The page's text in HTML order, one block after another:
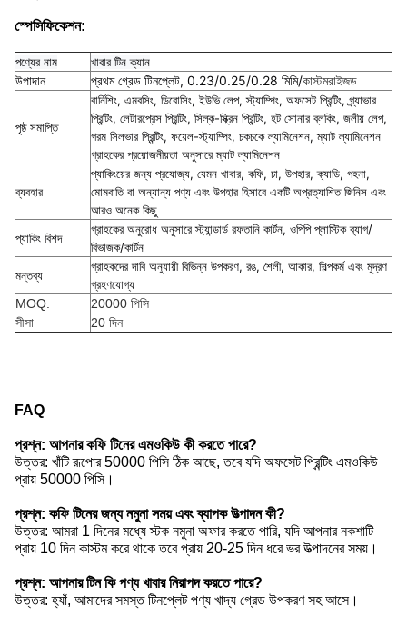
স্পেসিফিকেশন:
পণ্যের নাম খাবার টিন ক্যান
উপাদান প্রথম গ্রেড টিনপ্লেট, 0.23/0.25/0.28 মিমি/কাস্টমরাইজড
পৃষ্ঠ সমাপ্তি
বার্নিশিং, এমবসিং, ডিবোসিং, ইউভি লেপ, স্ট্যাম্পিং, অফসেট প্রিন্টিং, গ্র্যাভার
প্রিন্টিং, লেটারপ্রেস প্রিন্টিং, সিল্ক-স্ক্রিন প্রিন্টিং, হট সোনার ব্লকিং, জলীয় লেপ,
গরম সিলভার প্রিন্টিং, ফয়েল-স্ট্যাম্পিং, চকচকে ল্যামিনেশন, ম্যাট ল্যামিনেশন
গ্রাহকের প্রয়োজনীয়তা অনুসারে ম্যাট ল্যামিনেশন
ব্যবহার
প্যাকিংয়ের জন্য প্রযোজ্য, যেমন খাবার, কফি, চা, উপহার, ক্যাডি, গহনা,
মোমবাতি বা অন্যান্য পণ্য এবং উপহার হিসাবে একটি অপ্রত্যাশিত জিনিস এবং
আরও অনেক কিছু
প্যাকিং বিশদ
গ্রাহকের অনুরোধ অনুসারে স্ট্যান্ডার্ড রফতানি কার্টন, ওপিপি প্লাস্টিক ব্যাগ/
বিভাজক/কার্টন
মন্তব্য
গ্রাহকদের দাবি অনুযায়ী বিভিন্ন উপকরণ, রঙ, শৈলী, আকার, শিল্পকর্ম এবং মুদ্রণ
গ্রহণযোগ্য
MOQ.
20000 পিসি
সীসা
20 দিন
FAQ
প্রশ্ন: আপনার কফি টিনের এমওকিউ কী করতে পারে?
উত্তর: খাঁটি রূপোর 50000 পিসি ঠিক আছে, তবে যদি অফসেট প্রিন্টিং এমওকিউ
প্রায় 50000 পিসি।
প্রশ্ন: কফি টিনের জন্য নমুনা সময় এবং ব্যাপক উত্পাদন কী?
উত্তর: আমরা 1 দিনের মধ্যে স্টক নমুনা অফার করতে পারি, যদি আপনার নকশাটি
প্রায় 10 দিন কাস্টম করে থাকে তবে প্রায় 20-25 দিন ধরে ভর উত্পাদনের সময়।
প্রশ্ন: আপনার টিন কি পণ্য খাবার নিরাপদ করতে পারে?
উত্তর: হ্যাঁ, আমাদের সমস্ত টিনপ্লেট পণ্য খাদ্য গ্রেড উপকরণ সহ আসে।